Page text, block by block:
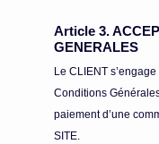
Article 3.
GENERALES
Le CLIENT
Conditions
paiement d’une
SITE.